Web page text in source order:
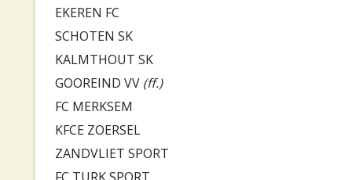
EKEREN FC
SCHOTEN SK
KALMTHOUT SK
GOOREIND VV (ff.)
FC MERKSEM
KFCE ZOERSEL
ZANDVLIET SPORT